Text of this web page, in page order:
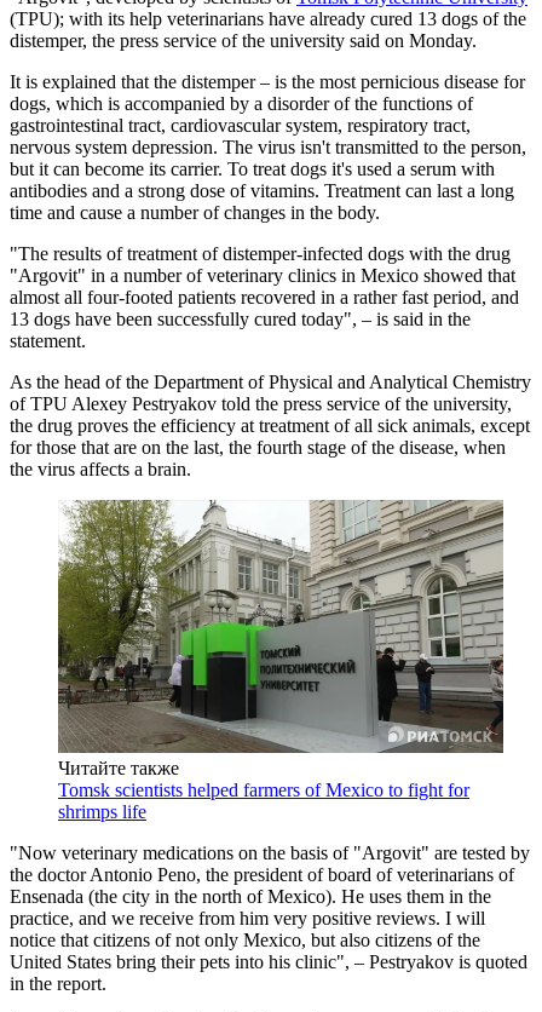
(TPU); with its help veterinarians have already cured 13 dogs of the
distemper, the press service of the university said on Monday.
It is explained that the distemper – is the most pernicious disease for
dogs, which is accompanied by a disorder of the functions of
gastrointestinal tract, cardiovascular system, respiratory tract,
nervous system depression. The virus isn't transmitted to the person,
but it can become its carrier. To treat dogs it's used a serum with
antibodies and a strong dose of vitamins. Treatment can last a long
time and cause a number of changes in the body.
"The results of treatment of distemper-infected dogs with the drug
"Argovit" in a number of veterinary clinics in Mexico showed that
almost all four-footed patients recovered in a rather fast period, and
13 dogs have been successfully cured today", – is said in the
statement.
As the head of the Department of Physical and Analytical Chemistry
of TPU Alexey Pestryakov told the press service of the university,
the drug proves the efficiency at treatment of all sick animals, except
for those that are on the last, the fourth stage of the disease, when
the virus affects a brain.
Читайте также
Tomsk scientists helped farmers of Mexico to fight for
shrimps life
"Now veterinary medications on the basis of "Argovit" are tested by
the doctor Antonio Peno, the president of board of veterinarians of
Ensenada (the city in the north of Mexico). He uses them in the
practice, and we receive from him very positive reviews. I will
notice that citizens of not only Mexico, but also citizens of the
United States bring their pets into his clinic", – Pestryakov is quoted
in the report.